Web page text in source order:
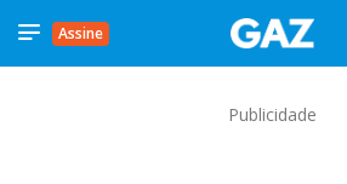
Assine
Publicidade